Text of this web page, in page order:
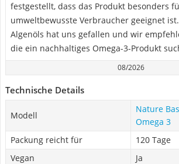
festgestellt, dass das Produkt besonders
umweltbewusste Verbraucher geeignet
Algenöls hat uns gefallen und wir
die ein nachhaltiges Omega-3-Produkt
08/2026
Technische Details
Modell
Nature
Omega 3
Packung reicht für
120 Tage
Vegan
Ja